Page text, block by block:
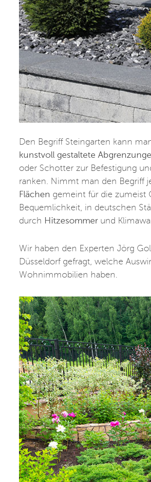
Den Begriff Steingarten kann
kunstvoll gestaltete
oder Schotter zur Befestigung
ranken. Nimmt man den Begriff
Flächen gemeint für die zumeist
Bequemlichkeit, in deutschen
durch Hitzesommerund
Wir haben den Experten Jörg
Düsseldorf gefragt, welche
Wohnimmobilien haben.